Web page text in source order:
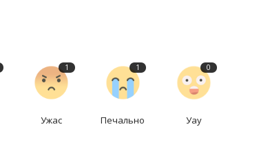
1
Ужас
1
Печально
0
Уау